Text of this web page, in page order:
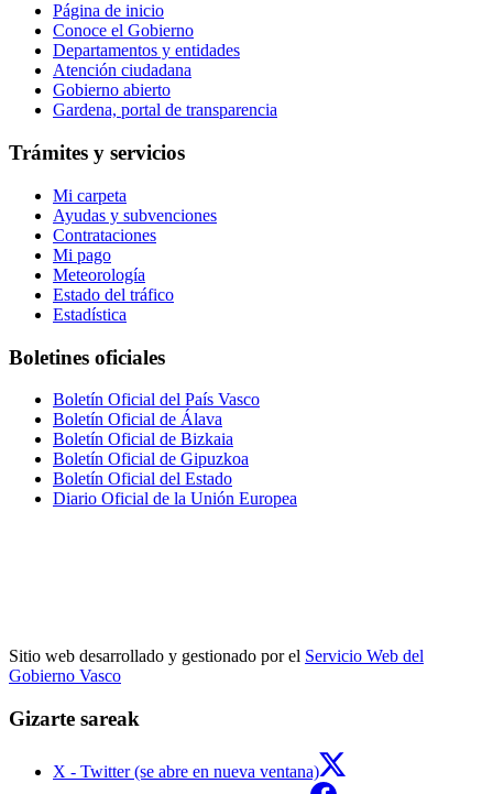
Página de inicio
Conoce el Gobierno
Departamentos y entidades
Atención ciudadana
Gobierno abierto
Gardena, portal de transparencia
Trámites y servicios
Mi carpeta
Ayudas y subvenciones
Contrataciones
Mi pago
Meteorología
Estado del tráfico
Estadística
Boletines oficiales
Boletín Oficial del País Vasco
Boletín Oficial de Álava
Boletín Oficial de Bizkaia
Boletín Oficial de Gipuzkoa
Boletín Oficial del Estado
Diario Oficial de la Unión Europea
Sitio web desarrollado y gestionado por el Servicio Web del
Gobierno Vasco
Gizarte sareak
X - Twitter (se abre en nueva ventana)